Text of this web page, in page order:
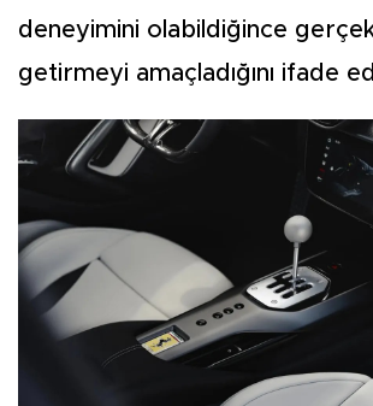
deneyimini olabildiğince
getirmeyi amaçladığını ifade